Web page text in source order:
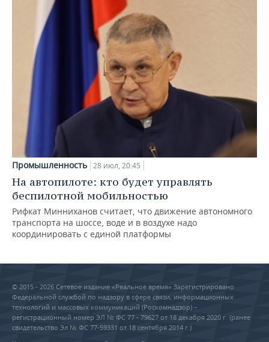
Промышленность 28 июл, 20:45
На автопилоте: кто будет управлять
беспилотной мобильностью
Рифкат Минниханов считает, что движение автономного
транспорта на шоссе, воде и в воздухе надо
координировать с единой платформы
© 2015 - 2026 Сетевое издание «Реальное время» Зарегистрировано
Федеральной службой по надзору в сфере связи, информационных
технологий и массовых коммуникаций (Роскомнадзор) –
регистрационный номер ЭЛ № ФС 77 - 79627 от 18 декабря 2020 г. (ранее
свидетельство Эл № ФС 77-59331 от 18 сентября 2014 г.)